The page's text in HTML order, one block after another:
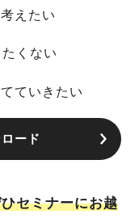
えたい
くない
ていきたい
ード
セミナーにお越